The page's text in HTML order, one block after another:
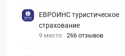
ЕВРОИНС туристическое
страхование
9 место 266 отзывов